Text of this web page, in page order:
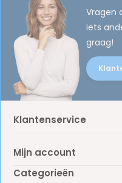
Vragen
iets
graag!
Klantenservice
Mijn account
Categorieën